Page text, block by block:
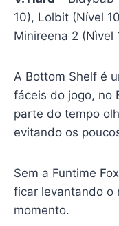
10), Lolbit (Nível
Minireena 2 (Nìvel
A Bottom Shelf é
fáceis do jogo, no
parte do tempo
evitando os
Sem a Funtime
ficar levantando o
momento.